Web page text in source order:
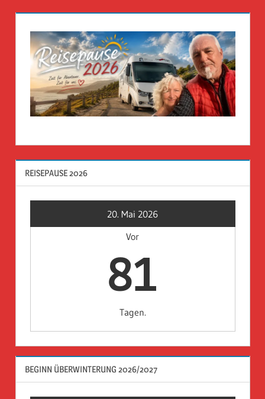
REISEPAUSE 2026
20. Mai 2026
Vor
81
Tagen.
BEGINN ÜBERWINTERUNG 2026/2027